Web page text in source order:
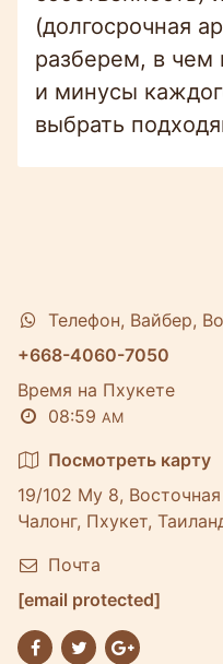
(долгосрочная
разберем, в чем
и минусы
выбрать
Телефон, Вайбер,
+668-4060-7050
Время на Пхукете
08:59 AM
Посмотреть карту
19/102 Му 8,
Чалонг, Пхукет,
Почта
[email protected]